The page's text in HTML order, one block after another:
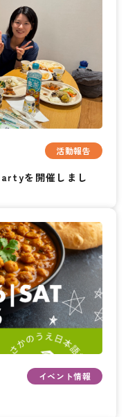
活動報告
を開催しまし
イベント情報